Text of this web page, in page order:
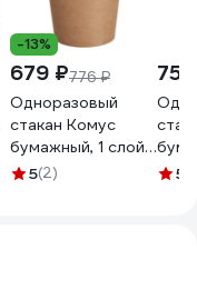
-13%
679 ₽776 ₽
Одноразовый
стакан Комус
бумажный, 1 слой,
d-90 мм, 350 мл,
5(2)
350
5